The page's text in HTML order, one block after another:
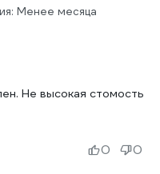
Менее месяца
Не высокая стомость
0 0